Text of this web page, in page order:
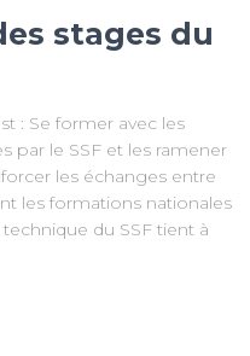
stages du
: Se former avec les
par le SSF et les ramener
les échanges entre
les formations nationales
du SSF tient à